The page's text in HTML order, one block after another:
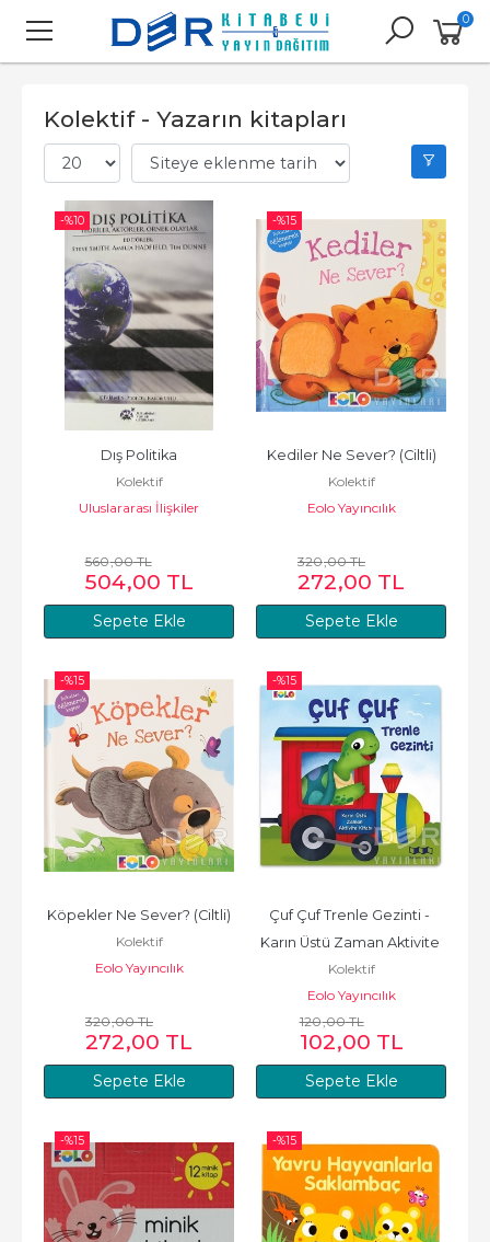
0
Kolektif - Yazarın kitapları
-%10
Sepete Ekle
Dış Politika
Kolektif
Uluslararası İlişkiler
560,00TL
504,00 TL
-%15
Sepete Ekle
Kediler Ne Sever? (Ciltli)
Kolektif
Eolo Yayıncılık
320,00TL
272,00 TL
-%15
Sepete Ekle
Köpekler Ne Sever? (Ciltli)
Kolektif
Eolo Yayıncılık
320,00TL
272,00 TL
-%15
Sepete Ekle
Çuf Çuf Trenle Gezinti -
Karın Üstü Zaman Aktivite
Kitabı
Kolektif
Eolo Yayıncılık
120,00TL
102,00 TL
-%15 -%15